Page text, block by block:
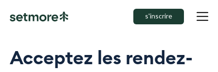
s'inscrire
Acceptez les rendez-